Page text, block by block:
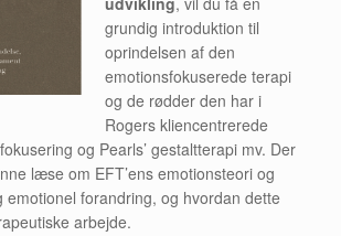
grundig introduktion til
oprindelsen af den
emotionsfokuserede terapi
og de rødder den har i
Rogers kliencentrerede
og Pearls’ gestaltterapi mv. Der
læse om EFT’ens emotionsteori og
emotionel forandring, og hvordan dette
arbejde.